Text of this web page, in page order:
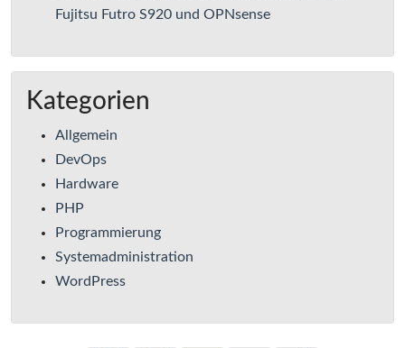
Fujitsu Futro S920 und OPNsense
Kategorien
Allgemein
DevOps
Hardware
PHP
Programmierung
Systemadministration
WordPress